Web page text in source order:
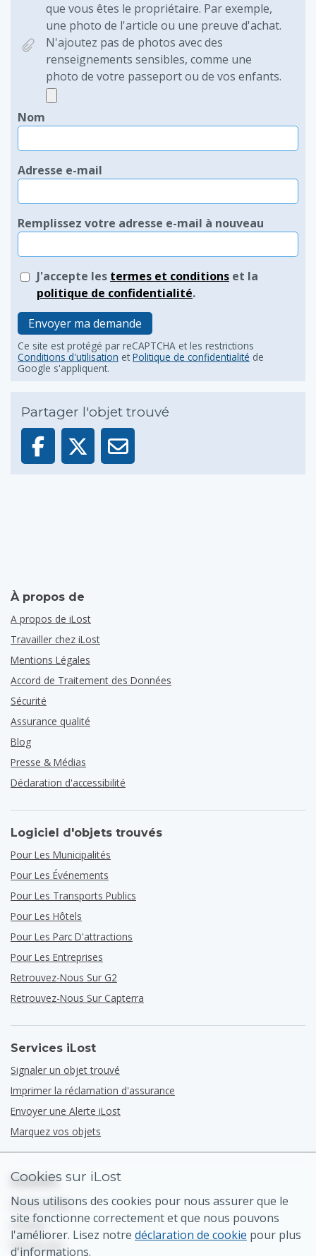
que vous êtes le propriétaire. Par exemple,
une photo de l'article ou une preuve d'achat.
N'ajoutez pas de photos avec des
renseignements sensibles, comme une
photo de votre passeport ou de vos enfants.
Nom
Adresse e-mail
Remplissez votre adresse e-mail à nouveau
J'accepte les termes et conditions et la
politique de confidentialité.
Envoyer ma demande
Ce site est protégé par reCAPTCHA et les restrictions
Conditions d'utilisation et Politique de confidentialité de
Google s'appliquent.
Partager l'objet trouvé
À propos de
A propos de iLost
Travailler chez iLost
Mentions Légales
Accord de Traitement des Données
Sécurité
Assurance qualité
Blog
Presse & Médias
Déclaration d'accessibilité
Logiciel d'objets trouvés
Pour Les Municipalités
Pour Les Événements
Pour Les Transports Publics
Pour Les Hôtels
Pour Les Parc D'attractions
Pour Les Entreprises
Retrouvez-Nous Sur G2
Retrouvez-Nous Sur Capterra
Services iLost
Signaler un objet trouvé
Imprimer la réclamation d'assurance
Envoyer une Alerte iLost
Marquez vos objets
Soutien
Centre d'aide
Contact
Plan du site
Cookies sur iLost
Nous utilisons des cookies pour nous assurer que le
site fonctionne correctement et que nous pouvons
l'améliorer. Lisez notre déclaration de cookie pour plus
d'informations.